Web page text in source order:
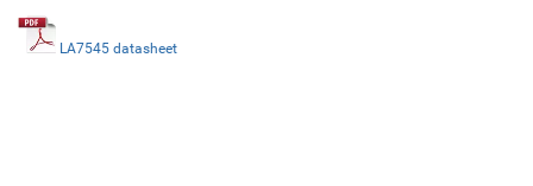
LA7545 datasheet